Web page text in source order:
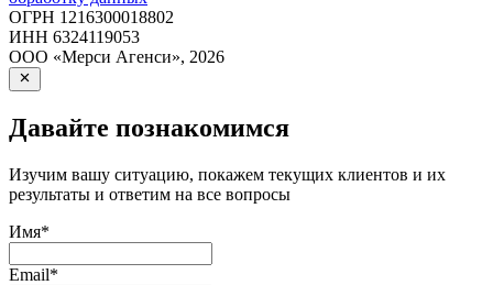
ОГРН 1216300018802
ИНН 6324119053
ООО «Мерси Агенси», 2026
Давайте познакомимся
Изучим вашу ситуацию, покажем текущих клиентов и их
результаты и ответим на все вопросы
Имя*
Email*